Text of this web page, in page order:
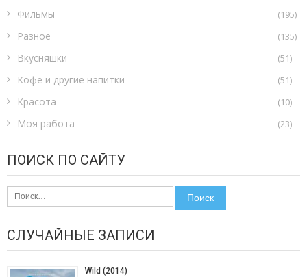
Фильмы (195)
Разное (135)
Вкусняшки (51)
Кофе и другие напитки (51)
Красота (10)
Моя работа (23)
ПОИСК ПО САЙТУ
Найти:
СЛУЧАЙНЫЕ ЗАПИСИ
Wild (2014)